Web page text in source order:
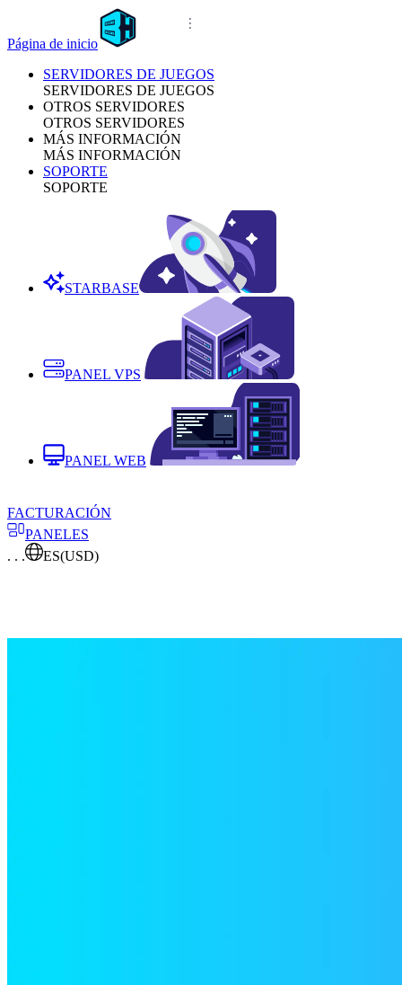
Página de inicio
SERVIDORES DE JUEGOS
SERVIDORES DE JUEGOS
OTROS SERVIDORES
OTROS SERVIDORES
MÁS INFORMACIÓN
MÁS INFORMACIÓN
SOPORTE
SOPORTE
STARBASE
PANEL VPS
PANEL WEB
FACTURACIÓN
PANELES
. . .
ES(USD)